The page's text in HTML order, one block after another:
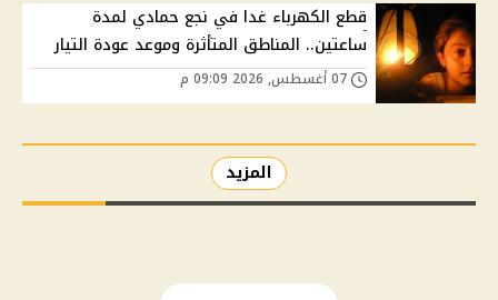
قطع الكهرباء غدا في نجع حمادي لمدة
ساعتين.. المناطق المتأثرة وموعد عودة التيار
المزيد